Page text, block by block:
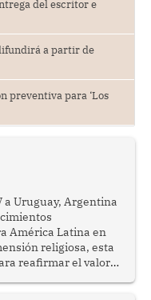
del escritor e
a partir de
preventiva para ‘Los
a Uruguay, Argentina
América Latina en
religiosa, esta
reafirmar el valor